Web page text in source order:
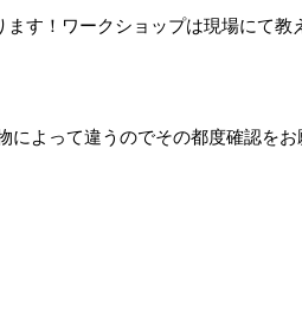
す！ワークショップは現場にて教
によって違うのでその都度確認をお